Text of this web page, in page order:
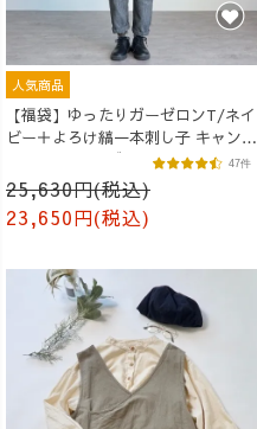
人気商品
【福袋】ゆったりガーゼロンT/ネイ
ビー＋よろけ縞一本刺し子 キャンプ
ワークパンツ/グレー
25,630円(税込)
23,650円(税込)
47件